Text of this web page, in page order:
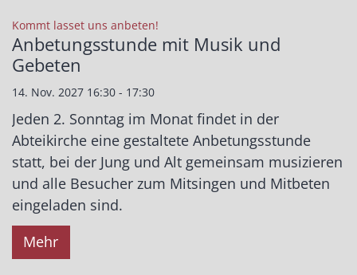
Kommt lasset uns anbeten!
Anbetungsstunde mit Musik und
Gebeten
14. Nov. 2027 16:30 - 17:30
Jeden 2. Sonntag im Monat findet in der
Abteikirche eine gestaltete Anbetungsstunde
statt, bei der Jung und Alt gemeinsam musizieren
und alle Besucher zum Mitsingen und Mitbeten
eingeladen sind.
Mehr